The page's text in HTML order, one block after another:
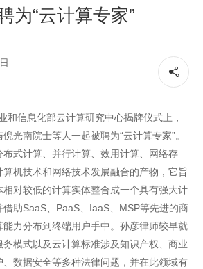
为“云计算专家”
和信息化部云计算研究中心揭牌仪式上，
光南院士等人一起被聘为“云计算专家”。
式计算、并行计算、效用计算、网络存
机技术和网络技术发展融合的产物，它旨
对较低的计算实体整合成一个具有强大计
助SaaS、PaaS、IaaS、MSP等先进的商
力分布到终端用户手中。孙彦律师较早就
模式以及云计算标准涉及知识产权、商业
数据安全等多种法律问题，并在此领域有